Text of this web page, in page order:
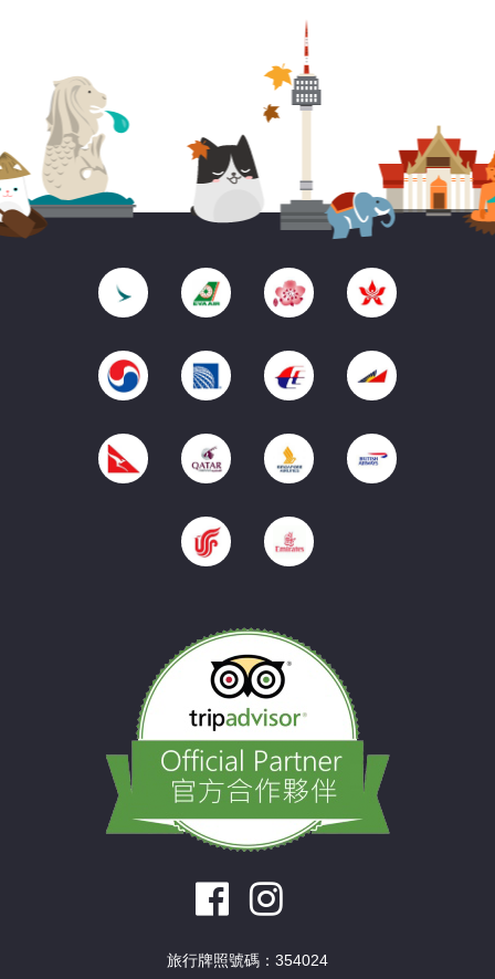
旅行牌照號碼：354024